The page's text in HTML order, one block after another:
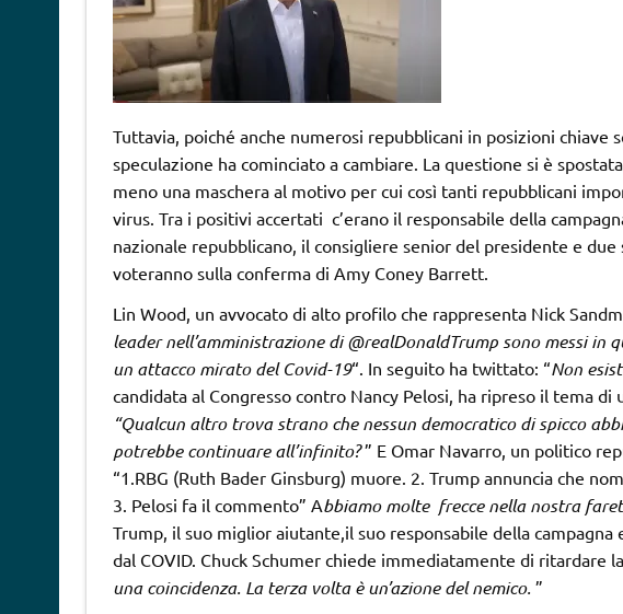
Tuttavia, poiché anche numerosi repubblicani in posizioni chiave
speculazione ha cominciato a cambiare. La questione si è
meno una maschera al motivo per cui così tanti repubblicani
virus. Tra i positivi accertati c’erano il responsabile della
nazionale repubblicano, il consigliere senior del presidente e
voteranno sulla conferma di Amy Coney Barrett.
Lin Wood, un avvocato di alto profilo che rappresenta Nick
leader nell’amministrazione di @realDonaldTrump sono messi in
un attacco mirato del Covid-19“. In seguito ha twittato: “Non
candidata al Congresso contro Nancy Pelosi, ha ripreso il tema di
“Qualcun altro trova strano che nessun democratico di spicco
potrebbe continuare all’infinito?” E Omar Navarro, un politico
“1.RBG (Ruth Bader Ginsburg) muore. 2. Trump annuncia che
3. Pelosi fa il commento” Abbiamo molte frecce nella nostra
Trump, il suo miglior aiutante,il suo responsabile della
dal COVID. Chuck Schumer chiede immediatamente di ritardare
una coincidenza. La terza volta è un’azione del nemico. ”